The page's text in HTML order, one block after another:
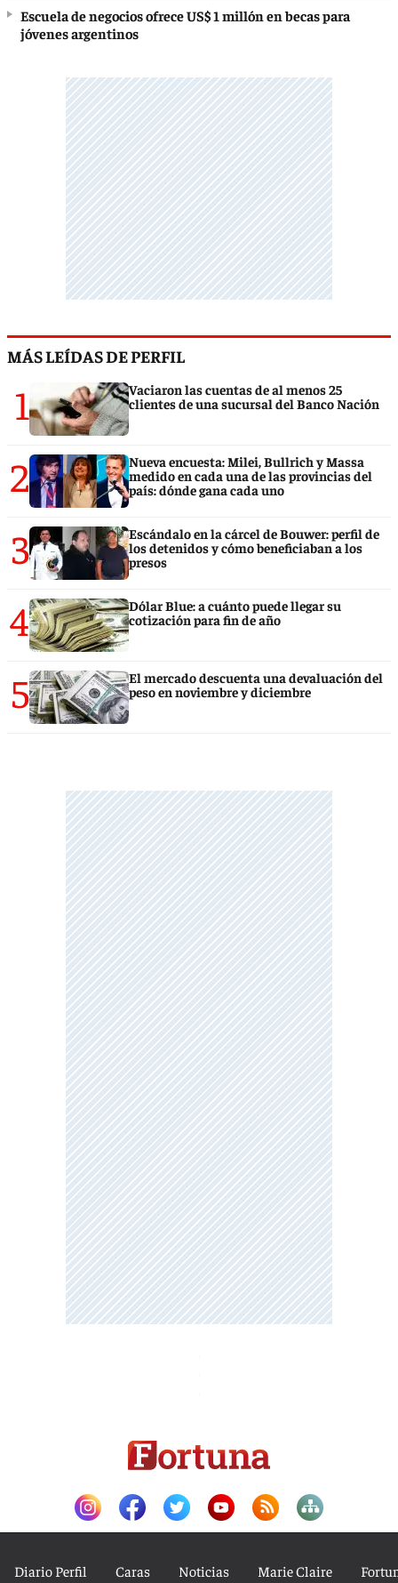
Escuela de negocios ofrece US$ 1 millón en becas para
jóvenes argentinos
MÁS LEÍDAS DE PERFIL
1
Vaciaron las cuentas de al menos 25
clientes de una sucursal del Banco Nación
2
Nueva encuesta: Milei, Bullrich y Massa
medido en cada una de las provincias del
país: dónde gana cada uno
3
Escándalo en la cárcel de Bouwer: perfil de
los detenidos y cómo beneficiaban a los
presos
4
Dólar Blue: a cuánto puede llegar su
cotización para fin de año
5
El mercado descuenta una devaluación del
peso en noviembre y diciembre
Diario Perfil Caras Noticias Marie Claire